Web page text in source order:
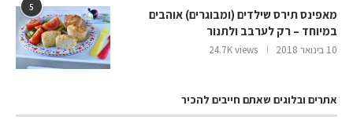
5
מאפינס תירס שילדים (ומבוגרים) אוהבים
במיוחד – רק לערבב ולתנור
10 בינואר 2018 24.7K views
אתרים ובלוגים שאתם חייבים להכיר